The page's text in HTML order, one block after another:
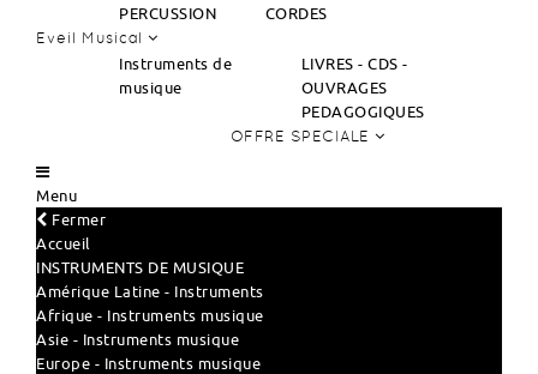
PERCUSSION
CORDES
Eveil Musical
Instruments de
musique
LIVRES - CDS -
OUVRAGES
PEDAGOGIQUES
OFFRE SPECIALE
Menu
Fermer
Accueil
INSTRUMENTS DE MUSIQUE
Amérique Latine - Instruments
Afrique - Instruments musique
Asie - Instruments musique
Europe - Instruments musique